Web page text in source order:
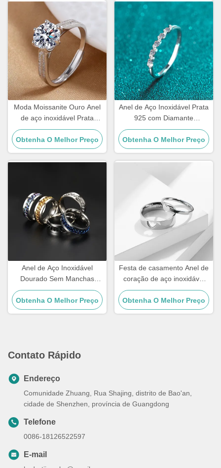
Moda Moissanite Ouro Anel
de aço inoxidável Prata
Diamante Anéis de noivado
femininos
Obtenha O Melhor Preço
Anel de Aço Inoxidável Prata
925 com Diamante
Moissanite Dourado para
Casamento Feminino
Obtenha O Melhor Preço
Anel de Aço Inoxidável
Dourado Sem Manchas
Prata Anéis de Joias
Personalizados à Prova
D'água
Obtenha O Melhor Preço
Festa de casamento Anel de
coração de aço inoxidável
de ouro Anel personalizado
de Dia dos Namorados
Obtenha O Melhor Preço
Contato Rápido
Endereço
Comunidade Zhuang, Rua Shajing, distrito de Bao'an,
cidade de Shenzhen, província de Guangdong
Telefone
0086-18126522597
E-mail